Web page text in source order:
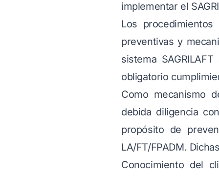
implementar el
Los
preventivas y
sistema
obligatorio
Como mecanismo
debida diligencia
propósito de
LA/FT/FPADM.
Conocimiento del